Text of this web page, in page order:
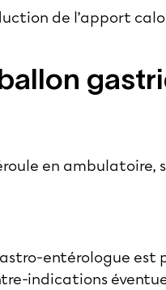
de l’apport
en ambulatoire,
entérologue est
indications